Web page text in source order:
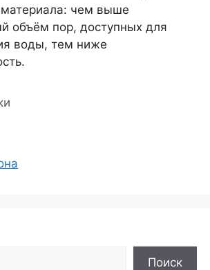
материала: чем выше
объём пор, доступных для
воды, тем ниже
Поиск